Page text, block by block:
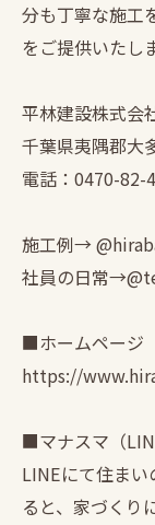
分も丁寧な施工
をご提供いたし
平林建設株式会
千葉県夷隅郡大
電話：0470-82-
施工例→
社員の日常
■ホームページ
https://
■マナスマ（
LINEにて住ま
ると、家づくり